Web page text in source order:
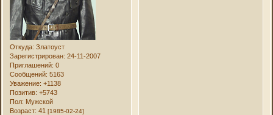
Откуда: Златоуст
Зарегистрирован: 24-11-2007
Приглашений: 0
Сообщений: 5163
Уважение: +1138
Позитив: +5743
Пол: Мужской
Возраст: 41[1985-02-24]